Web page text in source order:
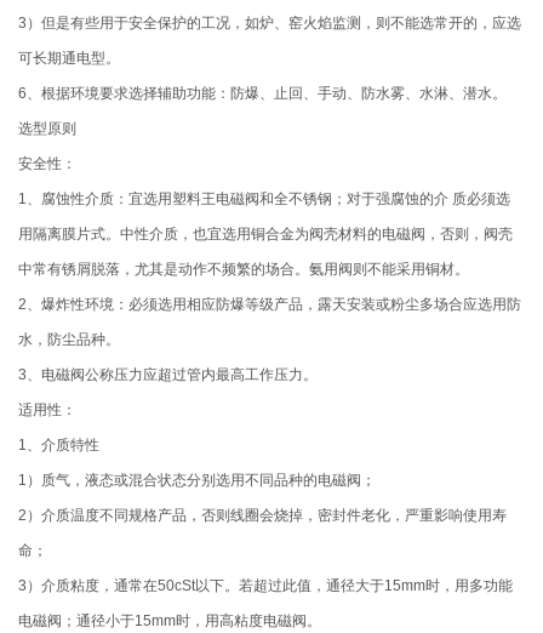
3）但是有些用于安全保护的工况，如炉、窑火焰监测，则不能选常开的，应选
可长期通电型。
6、根据环境要求选择辅助功能：防爆、止回、手动、防水雾、水淋、潜水。
选型原则
安全性：
1、腐蚀性介质：宜选用塑料王电磁阀和全不锈钢；对于强腐蚀的介 质必须选
用隔离膜片式。中性介质，也宜选用铜合金为阀壳材料的电磁阀，否则，阀壳
中常有锈屑脱落，尤其是动作不频繁的场合。氨用阀则不能采用铜材。
2、爆炸性环境：必须选用相应防爆等级产品，露天安装或粉尘多场合应选用防
水，防尘品种。
3、电磁阀公称压力应超过管内最高工作压力。
适用性：
1、介质特性
1）质气，液态或混合状态分别选用不同品种的电磁阀；
2）介质温度不同规格产品，否则线圈会烧掉，密封件老化，严重影响使用寿
命；
3）介质粘度，通常在50cSt以下。若超过此值，通径大于15mm时，用多功能
电磁阀；通径小于15mm时，用高粘度电磁阀。